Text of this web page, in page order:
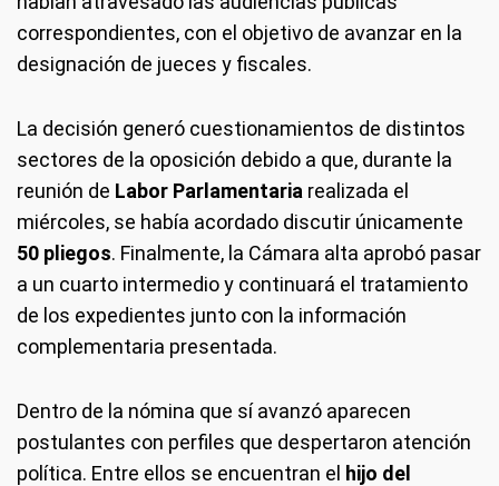
correspondientes, con el objetivo de avanzar en la
designación de jueces y fiscales.
La decisión generó cuestionamientos de distintos
sectores de la oposición debido a que, durante la
reunión de Labor Parlamentaria realizada el
miércoles, se había acordado discutir únicamente
50 pliegos. Finalmente, la Cámara alta aprobó pasar
a un cuarto intermedio y continuará el tratamiento
de los expedientes junto con la información
complementaria presentada.
Dentro de la nómina que sí avanzó aparecen
postulantes con perfiles que despertaron atención
política. Entre ellos se encuentran el hijo del